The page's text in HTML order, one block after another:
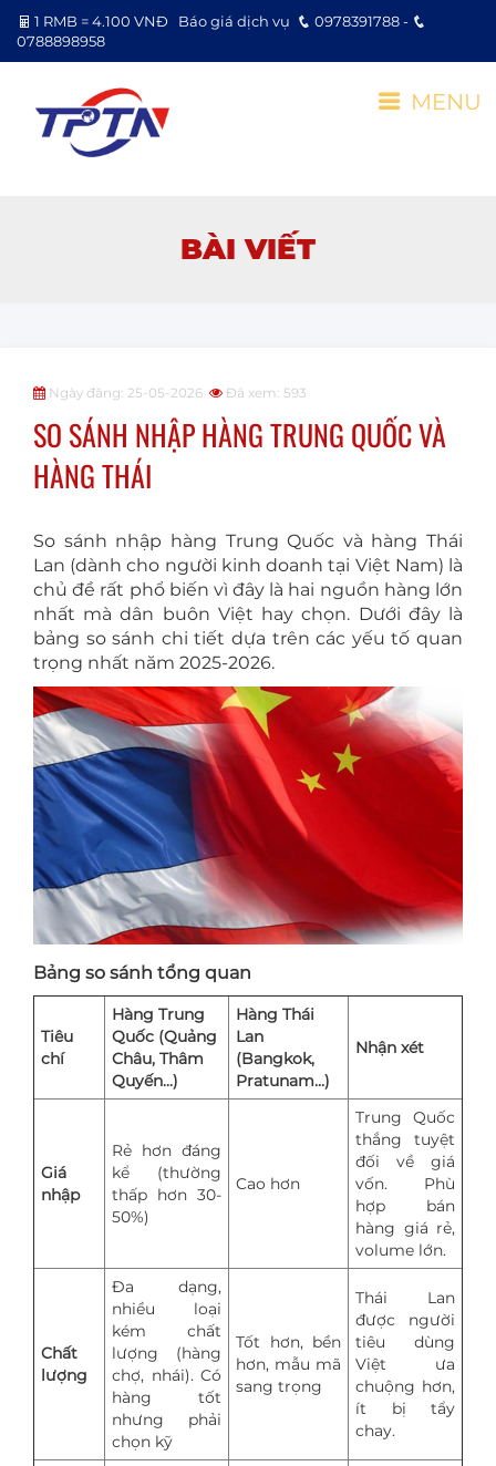
1 RMB = 4.100 VNĐ Báo giá dịch vụ
0978391788 -
0788898958
BÀI VIẾT
Ngày đăng: 25-05-2026 Đã xem: 593
SO SÁNH NHẬP HÀNG TRUNG QUỐC VÀ
HÀNG THÁI
So sánh nhập hàng Trung Quốc và hàng Thái
Lan (dành cho người kinh doanh tại Việt Nam) là
chủ đề rất phổ biến vì đây là hai nguồn hàng lớn
nhất mà dân buôn Việt hay chọn. Dưới đây là
bảng so sánh chi tiết dựa trên các yếu tố quan
trọng nhất năm 2025-2026.
Bảng so sánh tổng quan
Tiêu
chí
Hàng Trung
Quốc (Quảng
Châu, Thâm
Quyến...)
Hàng Thái
Lan
(Bangkok,
Pratunam...)
Nhận xét
Giá
nhập
Rẻ hơn đáng
kể (thường
thấp hơn 30-
50%)
Cao hơn
Trung Quốc
thắng tuyệt
đối về giá
vốn. Phù
hợp bán
hàng giá rẻ,
volume lớn.
Chất
lượng
Đa dạng,
nhiều loại
kém chất
lượng (hàng
chợ, nhái). Có
hàng tốt
nhưng phải
chọn kỹ
Tốt hơn, bền
hơn, mẫu mã
sang trọng
Thái Lan
được người
tiêu dùng
Việt ưa
chuộng hơn,
ít bị tẩy
chay.
MENU